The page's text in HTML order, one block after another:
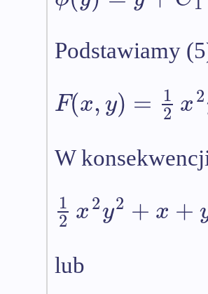
Podstawiamy
F(x,y) = 1
2 x2
W
1
2 x2y2 + x +
lub